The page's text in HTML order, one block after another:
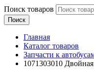
Поиск товаров
Поиск
Главная
Каталог товаров
Запчасти к
1071303010